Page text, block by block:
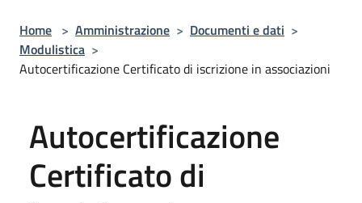
Home > Amministrazione > Documenti e dati >
Modulistica >
Autocertificazione Certificato di iscrizione in associazioni
Autocertificazione
Certificato di